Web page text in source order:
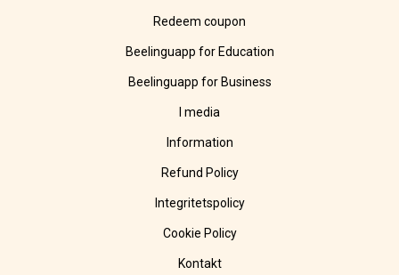
Redeem coupon
Beelinguapp for Education
Beelinguapp for Business
I media
Information
Refund Policy
Integritetspolicy
Cookie Policy
Kontakt